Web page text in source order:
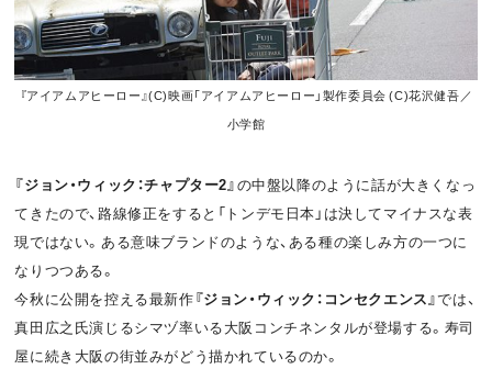
『アイアムアヒーロー』(C)映画「アイアムアヒーロー」製作委員会 (C)花沢健吾／
小学館
『ジョン・ウィック：チャプター2』の中盤以降のように話が大きくなっ
てきたので、路線修正をすると「トンデモ日本」は決してマイナスな表
現ではない。ある意味ブランドのような、ある種の楽しみ方の一つに
なりつつある。
今秋に公開を控える最新作『ジョン・ウィック：コンセクエンス』では、
真田広之氏演じるシマヅ率いる大阪コンチネンタルが登場する。寿司
屋に続き大阪の街並みがどう描かれているのか。